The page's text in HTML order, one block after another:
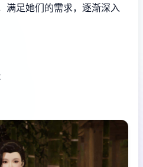
满足她们的需求，逐渐深入